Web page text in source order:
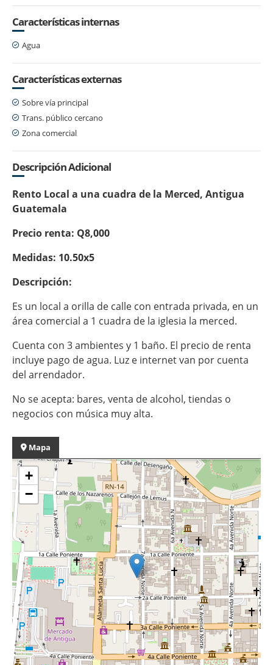
Características internas
Agua
Características externas
Sobre vía principal
Trans. público cercano
Zona comercial
Descripción Adicional
Rento Local a una cuadra de la Merced, Antigua
Guatemala
Precio renta: Q8,000
Medidas: 10.50x5
Descripción:
Es un local a orilla de calle con entrada privada, en un
área comercial a 1 cuadra de la iglesia la merced.
Cuenta con 3 ambientes y 1 baño. El precio de renta
incluye pago de agua. Luz e internet van por cuenta
del arrendador.
No se acepta: bares, venta de alcohol, tiendas o
negocios con música muy alta.
Mapa
+
−